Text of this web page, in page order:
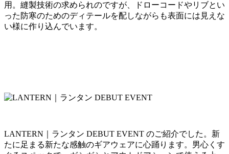
用。縫製技術の求められのですが、ドローコードやリブとい
った防寒のためのディテールを配しながらも表面には見えな
い様に作り込んでいます。
LANTERN｜ランタン DEBUT EVENT のご紹介でした。新
たに足まる新たな感触のギアウェアに心踊ります。男心くす